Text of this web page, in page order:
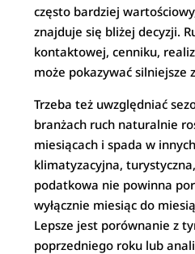
często bardziej
znajduje się bliżej decyzji.
kontaktowej, cenniku,
może pokazywać
Trzeba też uwzględniać
branżach ruch naturalnie
miesiącach i spada w
klimatyzacyjna,
podatkowa nie powinna
wyłącznie miesiąc do
Lepsze jest porównanie z
poprzedniego roku lub